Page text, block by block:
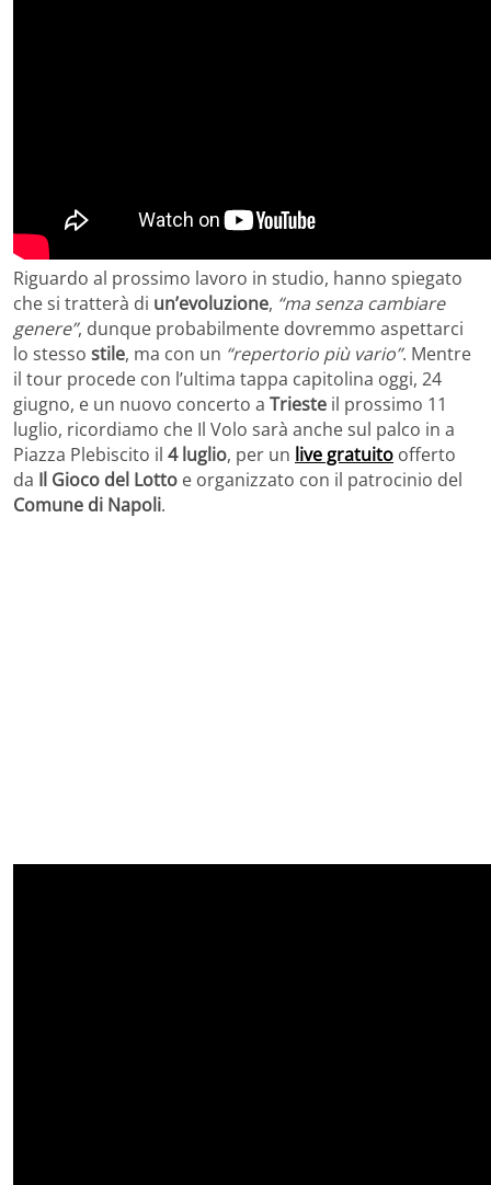
Riguardo al prossimo lavoro in studio, hanno spiegato
che si tratterà di un’evoluzione, “ma senza cambiare
genere”, dunque probabilmente dovremmo aspettarci
lo stesso stile, ma con un “repertorio più vario”. Mentre
il tour procede con l’ultima tappa capitolina oggi, 24
giugno, e un nuovo concerto a Trieste il prossimo 11
luglio, ricordiamo che Il Volo sarà anche sul palco in a
Piazza Plebiscito il 4 luglio, per un live gratuito offerto
da Il Gioco del Lotto e organizzato con il patrocinio del
Comune di Napoli.